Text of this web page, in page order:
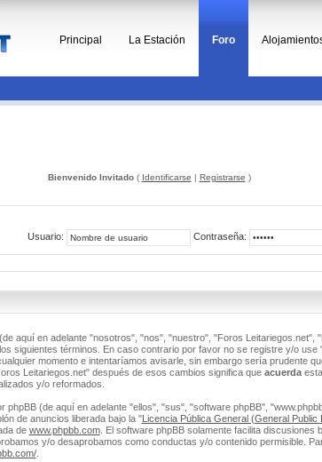
Principal La Estación Foro
Bienvenido Invitado( Identificarse | Registrarse )
Usuario: Contraseña:
aquí en adelante "nosotros", "nos", "nuestro", "Foros Leitariegos.net",
siguientes términos. En caso contrario por favor no se registre y/o use
momento e intentaríamos avisarle, sin embargo sería prudente
Leitariegos.net" después de esos cambios significa que acuerda
y/o reformados.
phpBB (de aquí en adelante "ellos", "sus", "software phpBB",
de anuncios liberada bajo la "Licencia Pública General (General Public
de www.phpbb.com. El software phpBB solamente facilita discusiones
y/o desaprobamos como conductas y/o contenido permisible.
.